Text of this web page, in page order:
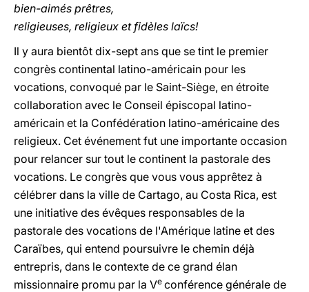
bien-aimés prêtres,
religieuses, religieux et fidèles laïcs!
Il y aura bientôt dix-sept ans que se tint le premier
congrès continental latino-américain pour les
vocations, convoqué par le Saint-Siège, en étroite
collaboration avec le Conseil épiscopal latino-
américain et la Confédération latino-américaine des
religieux. Cet événement fut une importante occasion
pour relancer sur tout le continent la pastorale des
vocations. Le congrès que vous vous apprêtez à
célébrer dans la ville de Cartago, au Costa Rica, est
une initiative des évêques responsables de la
pastorale des vocations de l'Amérique latine et des
Caraïbes, qui entend poursuivre le chemin déjà
entrepris, dans le contexte de ce grand élan
missionnaire promu par la Ve conférence générale de